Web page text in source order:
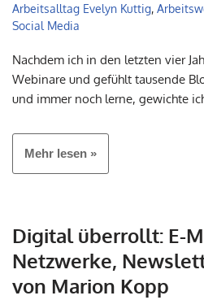
Arbeitsalltag Evelyn Kuttig,
Social Media
Nachdem ich in den letzten vier
Webinare und gefühlt tausende
und immer noch lerne, gewichte
Mehr lesen »
Digital überrollt: E-
Netzwerke,
von Marion Kopp